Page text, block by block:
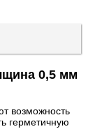
0,5 мм
возможность
герметичную